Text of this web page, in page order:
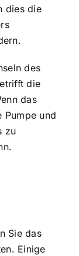
dies die
des
die
das
Pumpe und
zu
Sie das
Einige